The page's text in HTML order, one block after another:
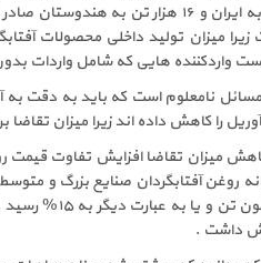
آفتابگردان به ایران و ۱۶
میزان تولید داخلی محصولات
واردکننده هایی که شامل واردات
نامعلوم است که باید به دقت به
را کاهش داده اند زیرا میزان
میزان تقاضا افزایش تفاوت قیمت
به ۳۴